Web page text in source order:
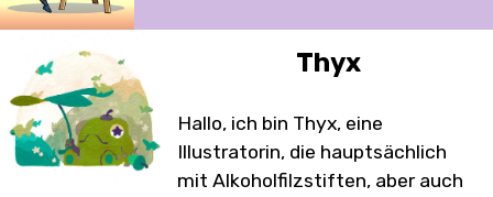
Thyx
Hallo, ich bin Thyx, eine
Illustratorin, die hauptsächlich
mit Alkoholfilzstiften, aber auch